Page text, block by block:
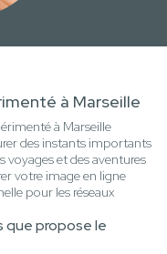
à Marseille
à Marseille
des instants importants
et des aventures
votre image en ligne
pour les réseaux
que propose le